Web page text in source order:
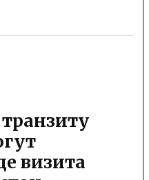
визита